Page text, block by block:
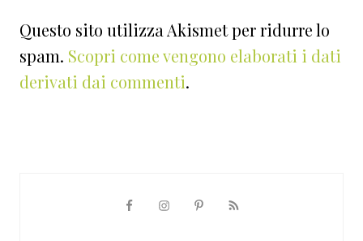
Questo sito utilizza Akismet per ridurre lo
spam. Scopri come vengono elaborati i dati
derivati dai commenti.